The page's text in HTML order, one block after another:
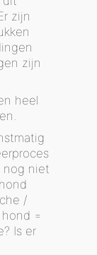
zijn
zijn
heel
nog niet
/
=
Is er